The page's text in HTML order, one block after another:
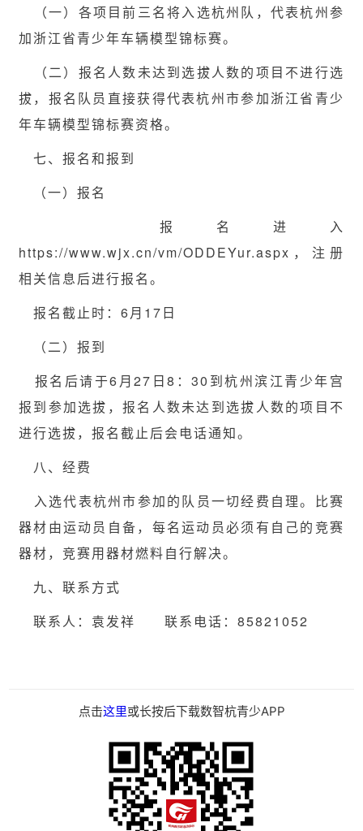
（一）各项目前三名将入选杭州队，代表杭州参
加浙江省青少年车辆模型锦标赛。
（二）报名人数未达到选拔人数的项目不进行选
拔，报名队员直接获得代表杭州市参加浙江省青少
年车辆模型锦标赛资格。
七、报名和报到
（一）报名
报名进入
https://www.wjx.cn/vm/ODDEYur.aspx，注册
相关信息后进行报名。
报名截止时：6月17日
（二）报到
报名后请于6月27日8：30到杭州滨江青少年宫
报到参加选拔，报名人数未达到选拔人数的项目不
进行选拔，报名截止后会电话通知。
八、经费
入选代表杭州市参加的队员一切经费自理。比赛
器材由运动员自备，每名运动员必须有自己的竞赛
器材，竞赛用器材燃料自行解决。
九、联系方式
联系人：袁发祥 联系电话：85821052
点击这里或长按后下载数智杭青少APP